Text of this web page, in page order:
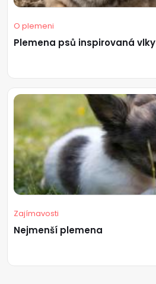
O plemeni
Plemena psů inspirovaná vlky
Zajímavosti
Nejmenší plemena